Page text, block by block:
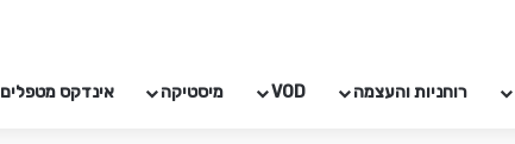
רוחניות והעצמה VOD מיסטיקה אינדקס מטפלים